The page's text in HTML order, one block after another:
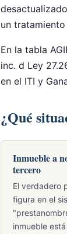
un
En la tabla
inc. d Ley
en el ITI y
¿Qué
Inmueble a
tercero
El verdadero
figura en el
inmueble